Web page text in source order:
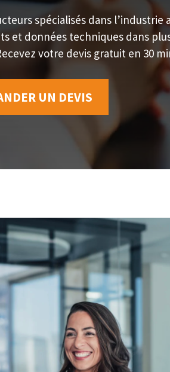
spécialisés dans
et données techniques dans
votre devis gratuit en 30
UN DEVIS